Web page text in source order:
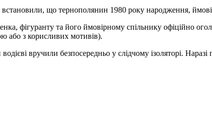
що тернополянин 1980 року народження,
фігуранту та його ймовірному спільнику офіційно
або з корисливих мотивів).
вручили безпосередньо у слідчому ізоляторі.